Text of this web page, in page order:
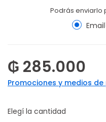
Podrás enviarlo
Email
₲ 285.000
Promociones y medios
Elegí la cantidad